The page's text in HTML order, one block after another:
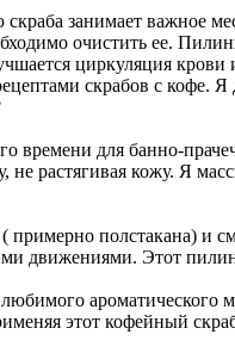
занимает важное
очистить ее.
циркуляция
скрабов с
времени для банно-
не растягивая кожу. Я
полстакана) и
движениями. Этот
ароматического
этот кофейный